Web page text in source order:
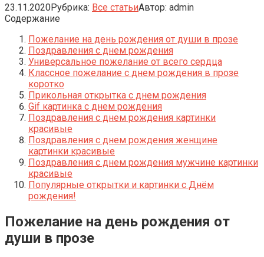
23.11.2020Рубрика: Все статьиАвтор: admin
Содержание
Пожелание на день рождения от души в прозе
Поздравления с днем рождения
Универсальное пожелание от всего сердца
Классное пожелание с днем рождения в прозе
коротко
Прикольная открытка с днем рождения
Gif картинка с днем рождения
Поздравления с днем рождения картинки
красивые
Поздравления с днем рождения женщине
картинки красивые
Поздравления с днем рождения мужчине картинки
красивые
Популярные открытки и картинки с Днём
рождения!
Пожелание на день рождения от
души в прозе